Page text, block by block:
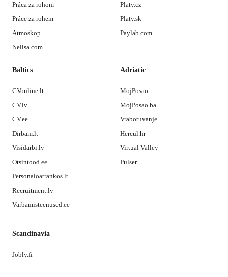
Práca za rohom
Práce za rohem
Atmoskop
Nelisa.com
Platy.cz
Platy.sk
Paylab.com
Baltics
CVonline.lt
CV.lv
CV.ee
Dirbam.lt
Visidarbi.lv
Otsintood.ee
Personaloatrankos.lt
Recruitment.lv
Varbamisteenused.ee
Adriatic
MojPosao
MojPosao.ba
Vrabotuvanje
Hercul.hr
Virtual Valley
Pulser
Scandinavia
Jobly.fi